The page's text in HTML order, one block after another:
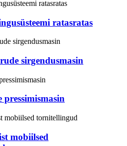
ratasratas
sirgendusmasin
mobiilsed